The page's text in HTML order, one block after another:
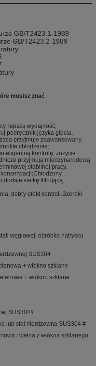
GB/T2423.1-1989
GB/T2423.2-1989
musisz znać
lepszą wydajność;
podręcznik języka gięcia,
przyjmuje zaawansowany
chłodzenie;
kontrolę, zużycie
przyjmują międzynarodową
stabilnej pracy.
dodaje siatkę filtrującą,
dobry efekt kontroli.Szeroki
węglowej, obróbka natrysku
SUS304
+ włókno szklane
+ włókno szklane
SUS304#
lub stal nierdzewna SUS304 #
i wełna z włókna szklanego